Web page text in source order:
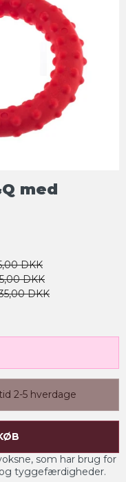
med
DKK
DKK
DKK
2-5 hverdage
som har brug for
tyggefærdigheder.